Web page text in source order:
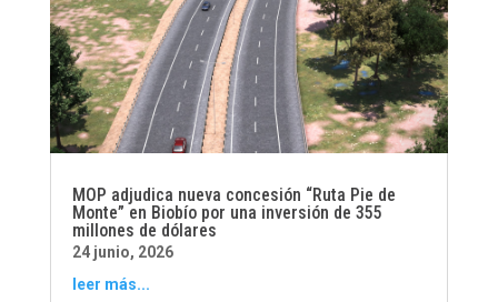
MOP adjudica nueva concesión “Ruta Pie de
Monte” en Biobío por una inversión de 355
millones de dólares
24 junio, 2026
leer más...